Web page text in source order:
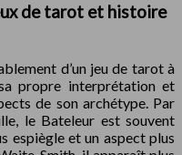
de tarot et histoire
d’un jeu de tarot à
propre interprétation et
de son archétype. Par
le Bateleur est souvent
espiègle et un aspect plus